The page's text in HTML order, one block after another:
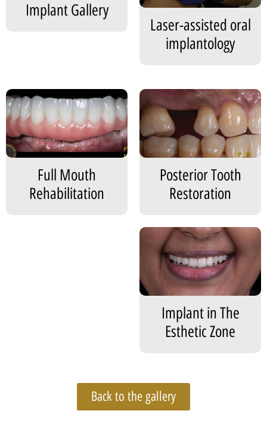
Implant Gallery
Laser-assisted oral
implantology
Implant in The
Esthetic Zone
Full Mouth
Rehabilitation
Posterior Tooth
Restoration
Back to the gallery